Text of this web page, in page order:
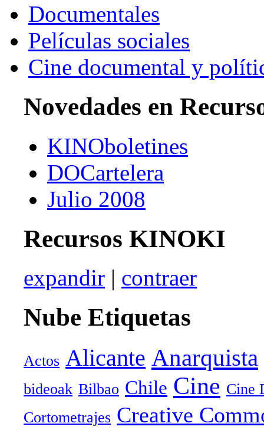
Documentales
Películas sociales
Cine documental y
Novedades en
KINOboletines
DOCartelera
Julio 2008
Recursos KINOKI
expandir | contraer
Nube Etiquetas
Actos Alicante Anarquista
bideoak Bilbao Chile Cine Cine
Cortometrajes Creative